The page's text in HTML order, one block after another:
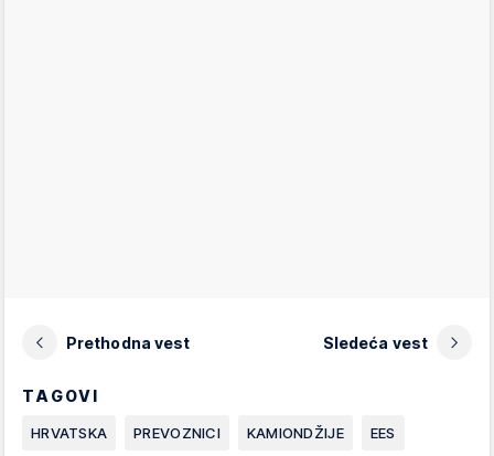
Prethodna vest Sledeća vest
TAGOVI
HRVATSKA PREVOZNICI KAMIONDŽIJE EES